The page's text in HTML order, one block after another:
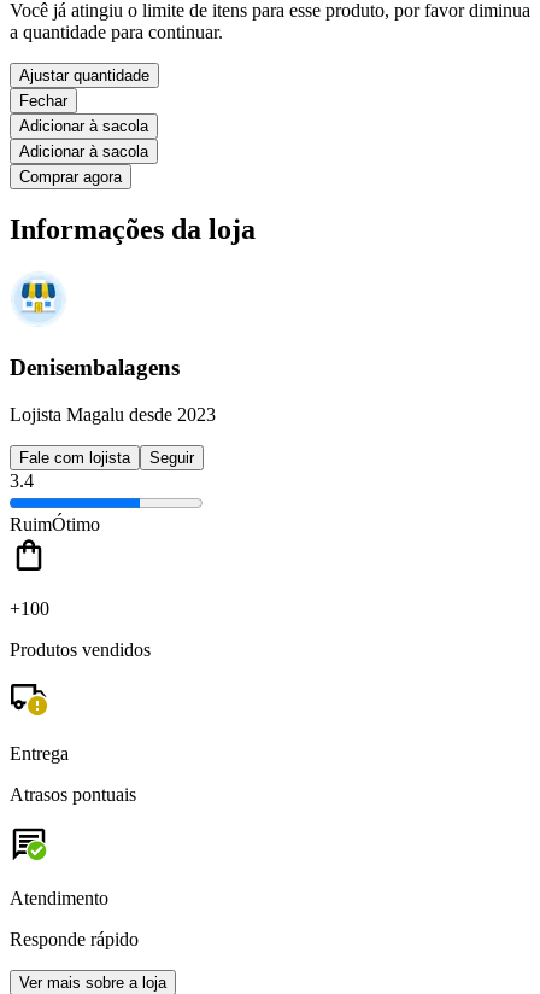
Você já atingiu o limite de itens para esse produto, por favor diminua
a quantidade para continuar.
Ajustar quantidade
Fechar
Adicionar à sacola
Adicionar à sacola
Comprar agora
Informações da loja
Denisembalagens
Lojista Magalu desde 2023
Fale com lojista Seguir
3.4
RuimÓtimo
+100
Produtos vendidos
Entrega
Atrasos pontuais
Atendimento
Responde rápido
Ver mais sobre a loja